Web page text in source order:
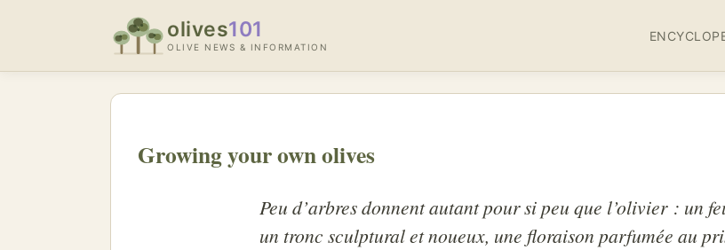
olives101
OLIVE NEWS & INFORMATION
Growing your own olives
Peu d’arbres donnent autant pour si peu que l’olivier : un
un tronc sculptural et noueux, une floraison parfumée au